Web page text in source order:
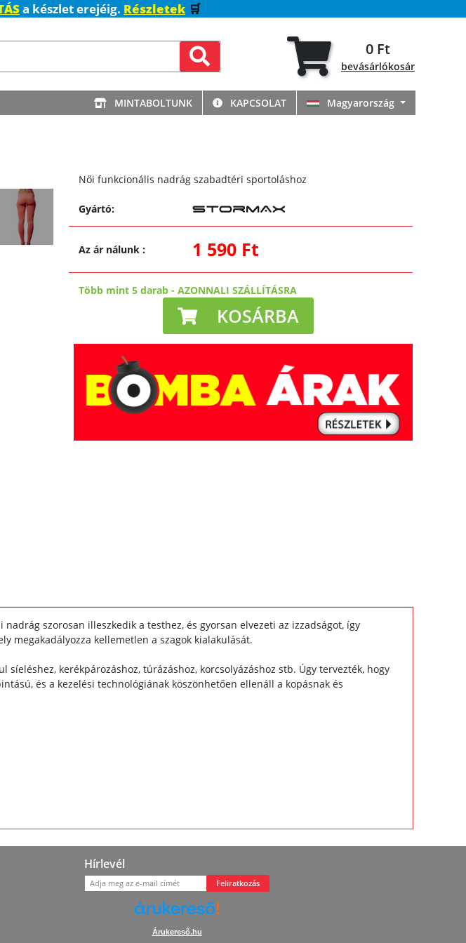
a készlet erejéig. Részletek 🛒
0 Ft
bevásárlókosár
MINTABOLTUNK KAPCSOLAT Magyarország
Női funkcionális nadrág szabadtéri sportoláshoz
Gyártó:
Az ár nálunk: 1 590 Ft
Több mint 5 darab -AZONNALI SZÁLLÍTÁSRA
KOSÁRBA
szorosan illeszkedik a testhez, és gyorsan elvezeti az izzadságot, így
megakadályozza kellemetlen a szagok kialakulását.
kerékpározáshoz, túrázáshoz, korcsolyázáshoz stb. Úgy tervezték, hogy
és a kezelési technológiának köszönhetően ellenáll a kopásnak és
Hírlevél
Feliratkozás
Árukereső.hu